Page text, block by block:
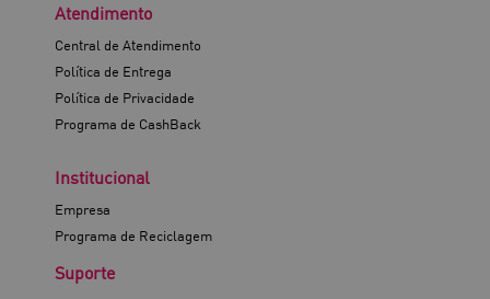
Atendimento
Central de Atendimento
Política de Entrega
Política de Privacidade
Programa de CashBack
Institucional
Empresa
Programa de Reciclagem
Suporte